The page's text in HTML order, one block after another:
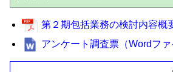
第２期包括業務の検討内容概
アンケート調査票（Wordファ